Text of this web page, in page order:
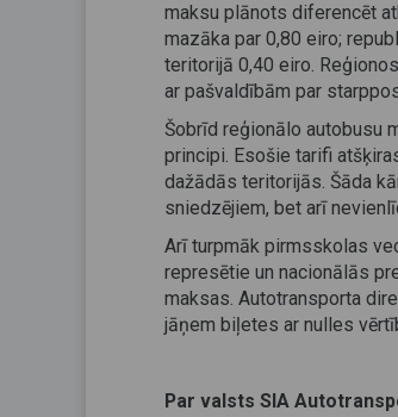
maksu plānots diferencēt
mazāka par 0,80 eiro;
teritorijā 0,40 eiro.
ar pašvaldībām par
Šobrīd reģionālo autobusu
principi. Esošie tarifi
dažādās teritorijās. Šāda
sniedzējiem, bet arī
Arī turpmāk pirmsskolas
represētie un nacionālās
maksas. Autotransporta
jāņem biļetes ar nulles
Par valsts SIA